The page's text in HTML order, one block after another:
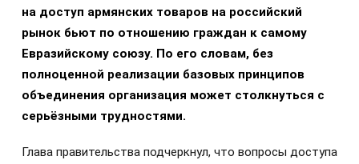
на доступ армянских товаров на российский
рынок бьют по отношению граждан к самому
Евразийскому союзу. По его словам, без
полноценной реализации базовых принципов
объединения организация может столкнуться с
серьёзными трудностями.
Глава правительства подчеркнул, что вопросы доступа